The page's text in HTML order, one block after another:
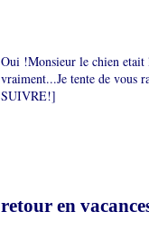
Oui !Monsieur le chien etait
vraiment...Je tente de vous
SUIVRE!]
retour en